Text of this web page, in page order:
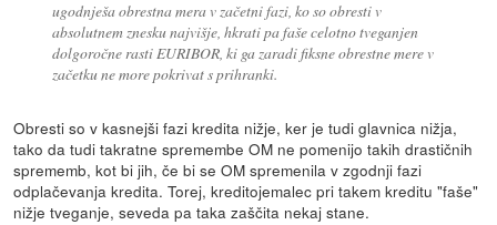
ugodnješa obrestna mera v začetni fazi, ko so obresti v
absolutnem znesku najvišje, hkrati pa faše celotno tveganjen
dolgoročne rasti EURIBOR, ki ga zaradi fiksne obrestne mere v
začetku ne more pokrivat s prihranki.
Obresti so v kasnejši fazi kredita nižje, ker je tudi glavnica nižja,
tako da tudi takratne spremembe OM ne pomenijo takih drastičnih
sprememb, kot bi jih, če bi se OM spremenila v zgodnji fazi
odplačevanja kredita. Torej, kreditojemalec pri takem kreditu "faše"
nižje tveganje, seveda pa taka zaščita nekaj stane.